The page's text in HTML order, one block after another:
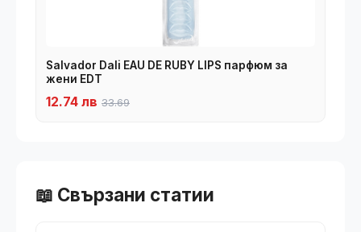
Salvador Dali EAU DE RUBY LIPS парфюм за
жени EDT
12.74 лв 33.69
📖 Свързани статии